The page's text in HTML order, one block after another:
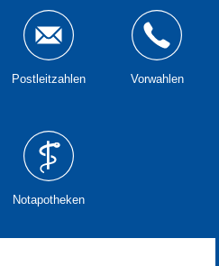
Postleitzahlen Vorwahlen
Notapotheken